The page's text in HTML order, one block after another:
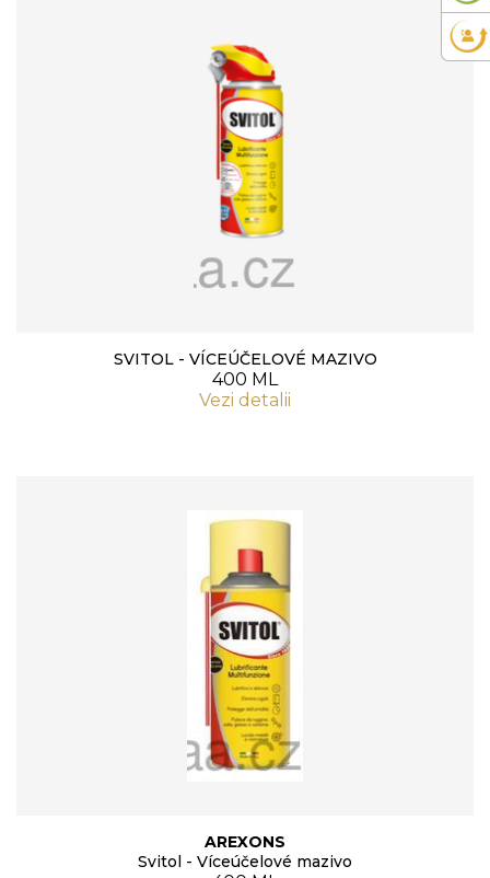
SVITOL - VÍCEÚČELOVÉ MAZIVO
400 ML
Vezi detalii
AREXONS
Svitol - Víceúčelové mazivo